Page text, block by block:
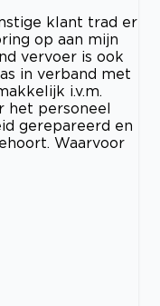
klant trad er
op aan mijn
vervoer is ook
in verband met
i.v.m.
het personeel
gerepareerd en
Waarvoor